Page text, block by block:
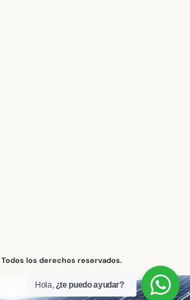
los derechos reservados.
Hola,¿te puedo ayudar?